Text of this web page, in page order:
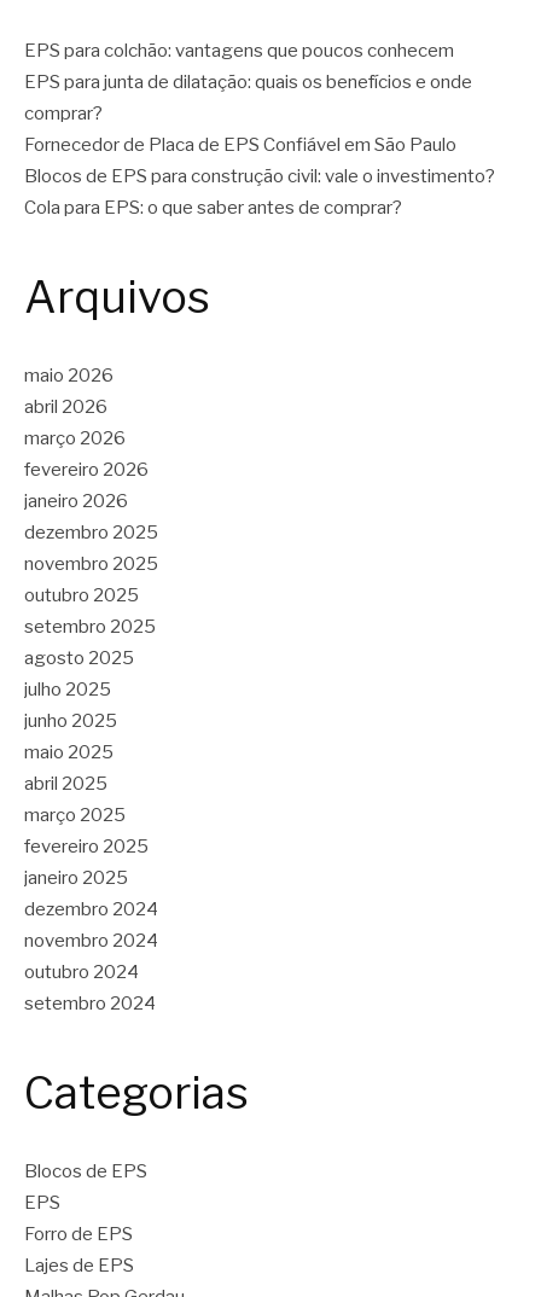
EPS para colchão: vantagens que poucos conhecem
EPS para junta de dilatação: quais os benefícios e onde
comprar?
Fornecedor de Placa de EPS Confiável em São Paulo
Blocos de EPS para construção civil: vale o investimento?
Cola para EPS: o que saber antes de comprar?
Arquivos
maio 2026
abril 2026
março 2026
fevereiro 2026
janeiro 2026
dezembro 2025
novembro 2025
outubro 2025
setembro 2025
agosto 2025
julho 2025
junho 2025
maio 2025
abril 2025
março 2025
fevereiro 2025
janeiro 2025
dezembro 2024
novembro 2024
outubro 2024
setembro 2024
Categorias
Blocos de EPS
EPS
Forro de EPS
Lajes de EPS